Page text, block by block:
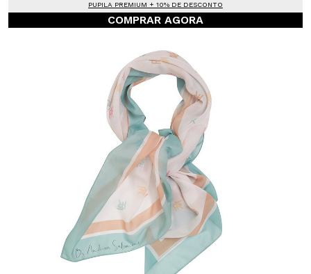
PUPILA PREMIUM + 10% DE DESCONTO
COMPRAR AGORA